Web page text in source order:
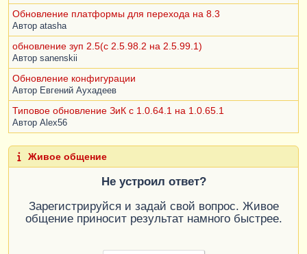
Обновление платформы для перехода на 8.3
Автор atasha
обновление зуп 2.5(с 2.5.98.2 на 2.5.99.1)
Автор sanenskii
Обновление конфигурации
Автор Евгений Аухадеев
Типовое обновление ЗиК с 1.0.64.1 на 1.0.65.1
Автор Alex56
Живое общение
Не устроил ответ?
Зарегистрируйся и задай свой вопрос. Живое
общение приносит результат намного быстрее.